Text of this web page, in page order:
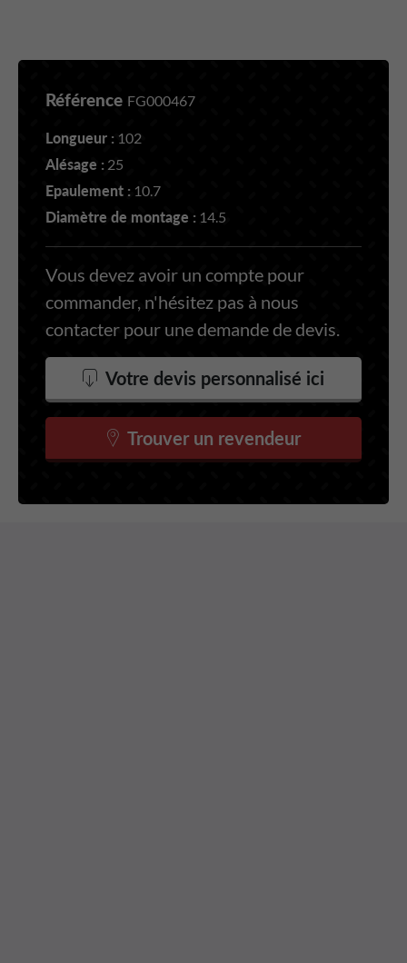
Référence FG000467
Longueur : 102
Alésage : 25
Epaulement : 10.7
Diamètre de montage : 14.5
Vous devez avoir un compte pour
commander, n'hésitez pas à nous
contacter pour une demande de devis.
Votre devis personnalisé ici
Trouver un revendeur